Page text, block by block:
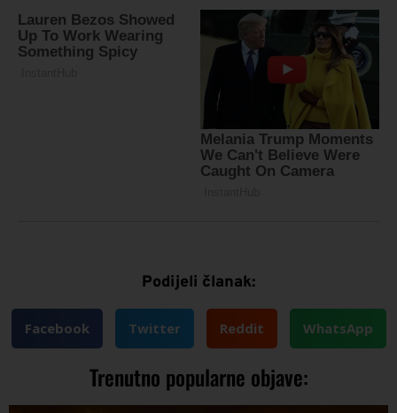
Podijeli članak:
Facebook Twitter Reddit WhatsApp
Trenutno popularne objave: